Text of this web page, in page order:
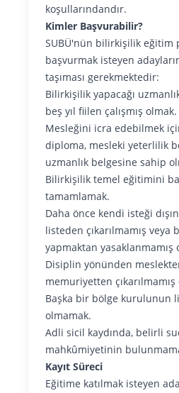
koşullarındandır.
Kimler Başvurabilir?
SUBÜ'nün bilirkişilik eğitim
başvurmak isteyen
taşıması gerekmektedir:
Bilirkişilik yapacağı
beş yıl fiilen çalışmış olmak.
Mesleğini icra edebilmek
diploma, mesleki yeterlilik
uzmanlık belgesine sahip
Bilirkişilik temel eğitimini
tamamlamak.
Daha önce kendi isteği
listeden çıkarılmamış veya
yapmaktan yasaklanmamış
Disiplin yönünden
memuriyetten çıkarılmamış
Başka bir bölge kurulunun
olmamak.
Adli sicil kaydında, belirli
mahkûmiyetinin
Kayıt Süreci
Eğitime katılmak isteyen